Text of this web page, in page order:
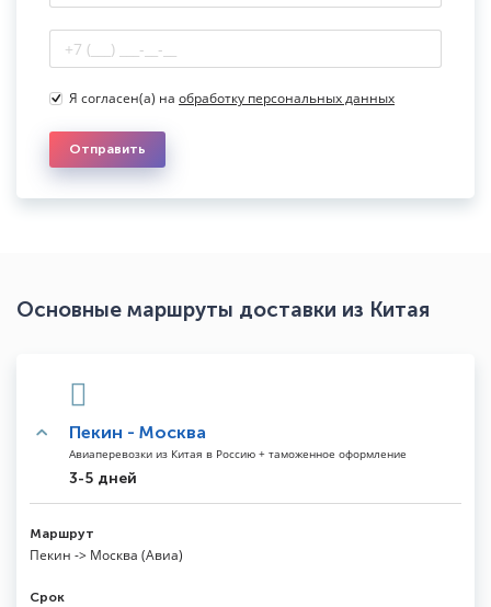
Я согласен(а) на обработку персональных данных
Отправить
Основные маршруты доставки из Китая
Пекин - Москва
Авиаперевозки из Китая в Россию + таможенное оформление
3-5 дней
Маршрут
Пекин -> Москва (Авиа)
Срок